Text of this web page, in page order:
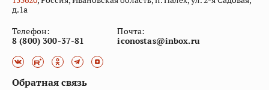
д.1а
Телефон:
8 (800) 300-37-81
Почта:
iconostas@inbox.ru
Обратная связь